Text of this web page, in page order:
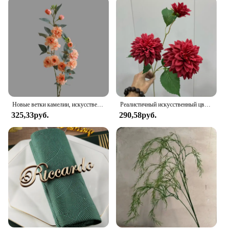
Новые ветки камелии, искусственные цветы, рождественские украшения для дома, искусственные цветы для гостиной, сада, стола, ремесло, свадьба, сделай сам, организация
325,33руб.
Реалистичный искусственный цветок кажина с 3-мя головками, длинная ветка, шелковый цветок для дома, свадебный декор, украшение для спальни, дня рождения
290,58руб.